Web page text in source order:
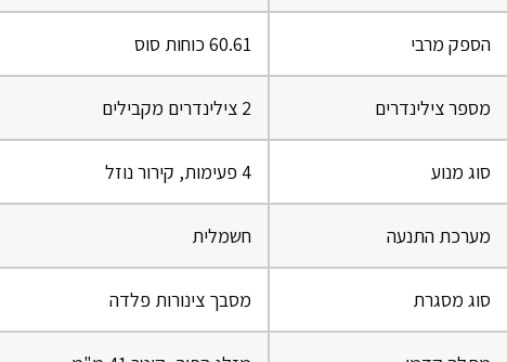
הספק מרבי 60.61 כוחות סוס
מספר צילינדרים 2 צילינדרים מקבילים
סוג מנוע 4 פעימות, קירור נוזל
מערכת התנעה חשמלית
סוג מסגרת מסבך צינורות פלדה